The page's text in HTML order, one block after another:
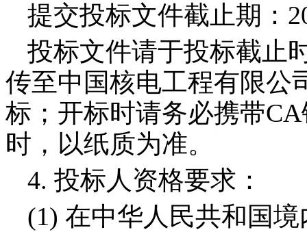
提交投标文件截止期：
投标文件请于投标截止
传至中国核电工程有限公
标；开标时请务必携带CA
时，以纸质为准。
4. 投标人资格要求：
(1) 在中华人民共和国